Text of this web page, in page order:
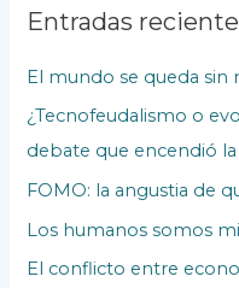
s
a
s
P
u
b
l
Entradas
El mundo se queda sin
¿Tecnofeudalismo o
debate que encendió
FOMO: la angustia de
Los humanos somos
El conflicto entre